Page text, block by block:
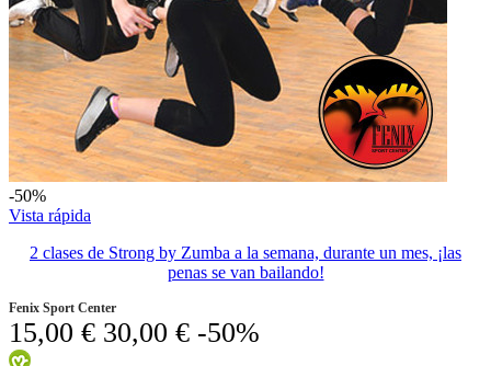
-50%
Vista rápida
2 clases de Strong by Zumba a la semana, durante un mes, ¡las
penas se van bailando!
Fenix Sport Center
15,00 € 30,00 € -50%